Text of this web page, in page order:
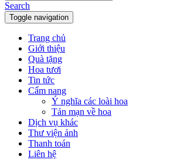
Search
Toggle navigation
Trang chủ
Giới thiệu
Quà tặng
Hoa tươi
Tin tức
Cẩm nang
Ý nghĩa các loài hoa
Tản mạn về hoa
Dịch vụ khác
Thư viện ảnh
Thanh toán
Liên hệ